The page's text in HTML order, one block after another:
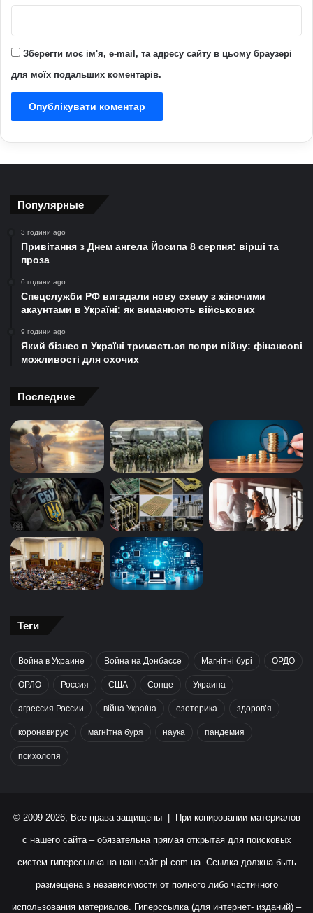
Зберегти моє ім'я, e-mail, та адресу сайту в цьому браузері
для моїх подальших коментарів.
Популярные
3 години ago
Привітання з Днем ангела Йосипа 8 серпня: вірші та
проза
6 години ago
Спецслужби РФ вигадали нову схему з жіночими
акаунтами в Україні: як виманюють військових
9 години ago
Який бізнес в Україні тримається попри війну: фінансові
можливості для охочих
Последние
Теги
Война в Украине Война на Донбассе Магнітні бурі ОРДО
ОРЛО Россия США Сонце Украина
агрессия России війна Україна езотерика здоров’я
коронавирус магнітна буря наука пандемия
психологія
© 2009-2026, Все права защищены | При копировании материалов
с нашего сайта – обязательна прямая открытая для поисковых
систем гиперссылка на наш сайт pl.com.ua. Ссылка должна быть
размещена в независимости от полного либо частичного
использования материалов. Гиперссылка (для интернет- изданий) –